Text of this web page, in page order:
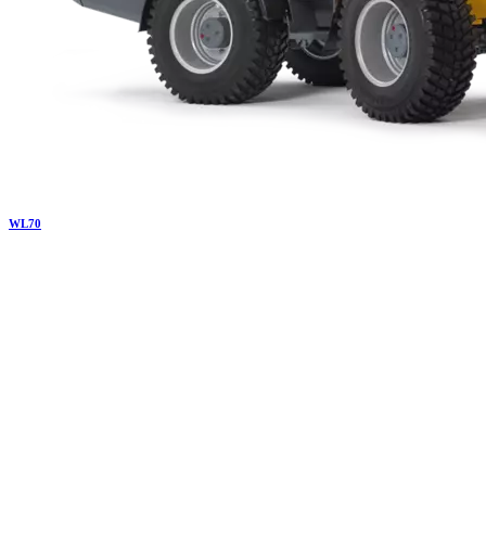
WL70